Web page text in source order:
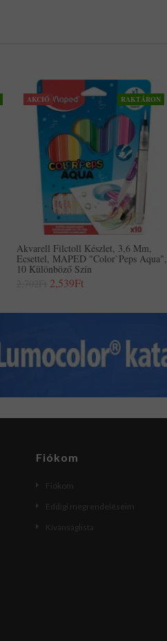
AKCIÓ RAKTÁRON
Akvarell Filctoll Készlet, 3,6 Mm,
Ecsettel, MAPED "Color`Peps Aqua",
10 Különböző Szín
2,539Ft
Fiókom
Fiókom
Eddigi megrendeléseim
Kívánságlista